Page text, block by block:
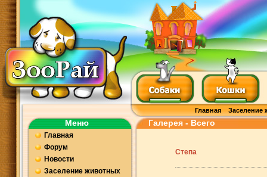
Главная Заселение
Меню
Главная
Форум
Новости
Заселение животных
Галерея - Всего
Степа